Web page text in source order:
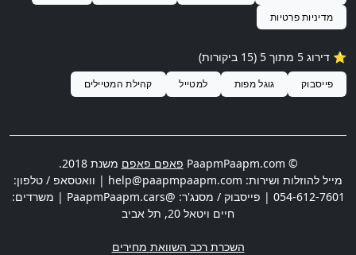
מדיניות פרטיות
⭐️ דירוג 5 מתוך 5 (15 ביקורות)
פייסבוק גוגל מפות למטייל קהילת המטיילים
© PaapmPaapm.com פאפם פאפם משנת 2018.
מייל להוזלות ושירות: help@paapmpaapm.com | וואטסאפ / טלפון:
054-612-7601 | פייסבוק / מסנג'ר: @PaapmPaapm.cars | משרדים:
חיים ויטאל 20
, תל אביב
השכרת רכב השוואת מחירים